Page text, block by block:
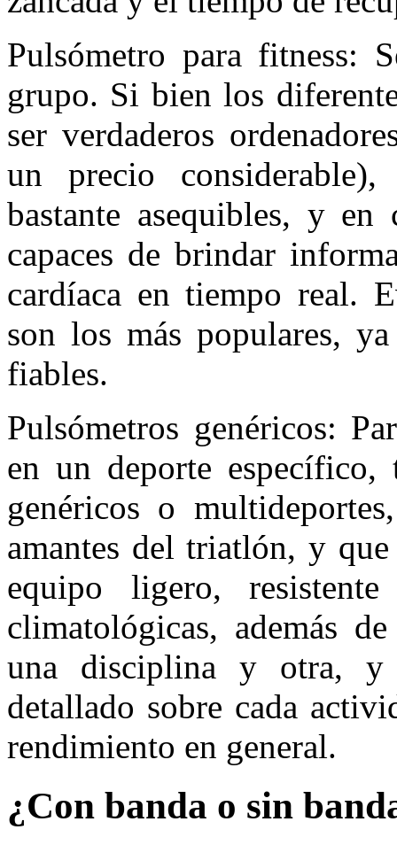
Pulsómetro para fitness:
grupo. Si bien los
ser verdaderos
un precio
bastante asequibles, y en
capaces de brindar
cardíaca en tiempo real.
son los más populares,
fiables.
Pulsómetros genéricos:
en un deporte específico,
genéricos o
amantes del triatlón, y
equipo ligero,
climatológicas, además
una disciplina y otra, y
detallado sobre cada
rendimiento en general.
¿Con banda o sin